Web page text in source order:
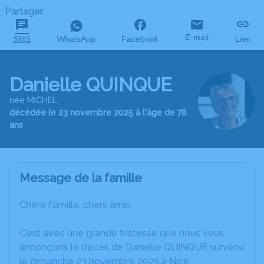
Partager
SMS WhatsApp Facebook E-mail Lien
Danielle QUINQUE
née MICHEL
décédée le 23 novembre 2025 à l'âge de 78
ans
Message de la famille
Chère famille, chers amis,
C’est avec une grande tristesse que nous vous
annonçons le décès de Danielle QUINQUE survenu
le dimanche 23 novembre 2025 à Nice.